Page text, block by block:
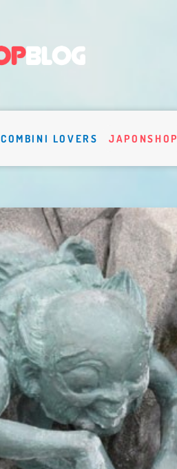
COMBINI LOVERS JAPONSHOP